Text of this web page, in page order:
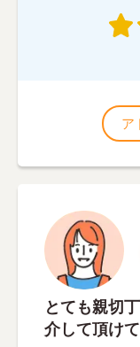
ア
とても親切
介して頂け